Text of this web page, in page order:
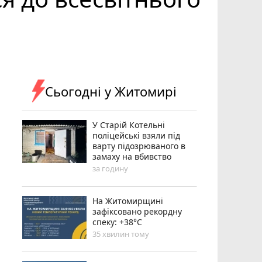
Сьогодні у Житомирі
У Старій Котельні
поліцейські взяли під
варту підозрюваного в
замаху на вбивство
за годину
Н️а Житомирщині
зафіксовано рекордну
спеку: +38°C
35 хвилин тому